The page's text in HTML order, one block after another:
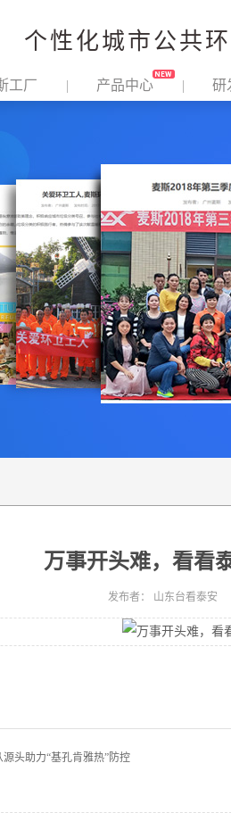
个性化城市公共
工厂 产品中心 研
万事开头难，看看
发布者： 山东台看泰安
头助力“基孔肯雅热”防控